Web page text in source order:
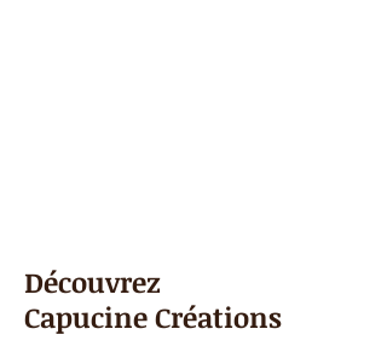
Découvrez
Capucine Créations